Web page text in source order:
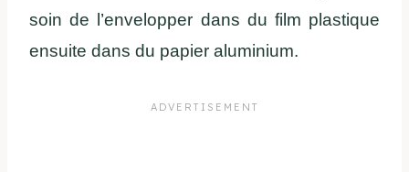
soin de l’envelopper dans du film plastique
ensuite dans du papier aluminium.